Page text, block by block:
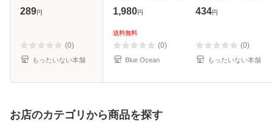
[CD]【メール便送
289円
(0)
もったいない本舗
枚組) [DVD]
1,980円
送料無料
(0)
Blue Ocean
ウエスト・ジャパ
434円
(0)
もったいない本舗
お店のカテゴリから商品を探す